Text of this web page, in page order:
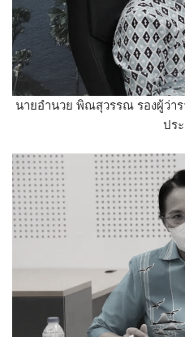
นายอำนวย พิณสุวรรณ รองผู้ว่า
ปร